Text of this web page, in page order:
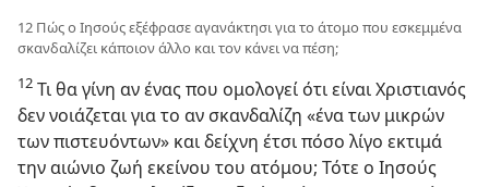
12 Πώς ο Ιησούς εξέφρασε αγανάκτησι για το άτομο που εσκεμμένα
σκανδαλίζει κάποιον άλλο και τον κάνει να πέση;
12 Τι θα γίνη αν ένας που ομολογεί ότι είναι Χριστιανός
δεν νοιάζεται για το αν σκανδαλίζη «ένα των μικρών
των πιστευόντων» και δείχνη έτσι πόσο λίγο εκτιμά
την αιώνιο ζωή εκείνου του ατόμου; Τότε ο Ιησούς